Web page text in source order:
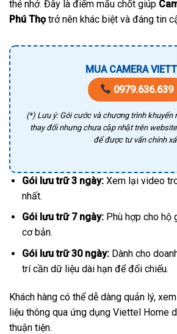
thẻ nhớ. Đây là điểm mấu chốt giúp
Phú Thọtrở nên khác biệt và đáng tin
MUA CAMERA
0979.636.639
(*) Lưu ý: Gói cước và chương trình khuyến
thay đổi nhưng chưa cập nhật trên
để được tư vấn chính
Gói lưu trữ 3 ngày:Xem lại video
nhất.
Gói lưu trữ 7 ngày:Phù hợp cho hộ
cơ bản.
Gói lưu trữ 30 ngày:Dành cho
trí cần dữ liệu dài hạn để đối chiếu.
Khách hàng có thể dễ dàng quản lý,
liệu thông qua ứng dụng Viettel Home
thuận tiện.